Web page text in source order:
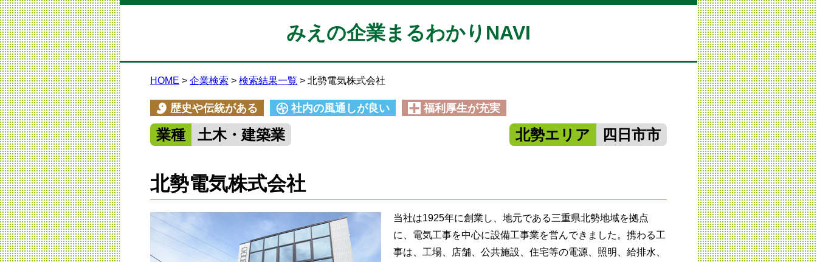
みえの企業まるわかりNAVI
HOME 企業検索 検索結果一覧 北勢電気株式会社
歴史や伝統がある 社内の風通しが良い 福利厚生が充実
業種 土木・建築業 北勢エリア 四日市市
北勢電気株式会社
当社は1925年に創業し、地元である三重県北勢地域を拠点
に、電気工事を中心に設備工事業を営んできました。携わる工
事は、工場、店舗、公共施設、住宅等の電源、照明、給排水、